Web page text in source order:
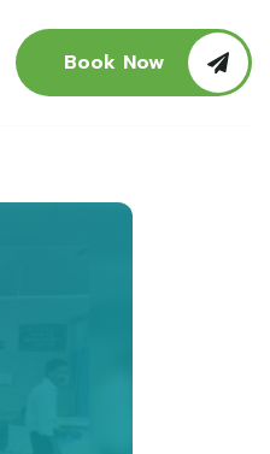
Book Now